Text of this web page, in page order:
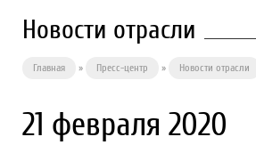
Новости отрасли
Главная » Пресс-центр » Новости отрасли
21 февраля 2020